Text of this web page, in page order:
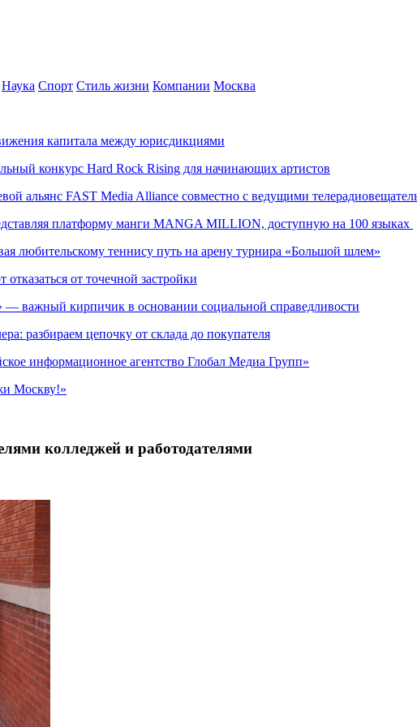
Наука Спорт Стиль жизни Компании Москва
капитала между юрисдикциями
конкурс Hard Rock Rising для начинающих артистов
альянс FAST Media Alliance совместно с ведущими
платформу манги MANGA MILLION, доступную на 100 языках
любительскому теннису путь на арену турнира «Большой шлем»
от точечной застройки
важный кирпичик в основании социальной справедливости
разбираем цепочку от склада до покупателя
информационное агентство Глобал Медиа Групп»
Москву!»
колледжей и работодателями